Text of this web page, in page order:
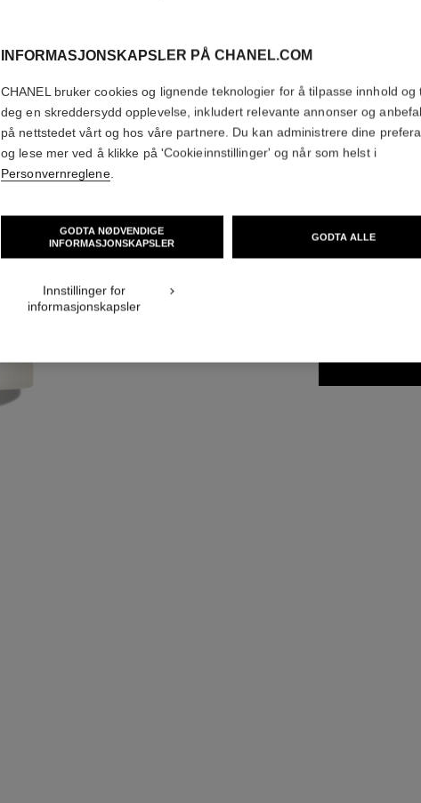
ALLURE
Ref. 121700
INFORMASJONSKAPSLER PÅ CHANEL.COM
CHANEL bruker cookies og lignende teknologier for å tilpasse innhold og
deg en skreddersydd opplevelse, inkludert relevante annonser og
på nettstedet vårt og hos våre partnere. Du kan administrere dine
og lese mer ved å klikke på 'Cookieinnstillinger' og når som helst i
Personvernreglene.
GODTA NØDVENDIGE
INFORMASJONSKAPSLER
GODTA ALLE
Innstillinger for
informasjonskapsler